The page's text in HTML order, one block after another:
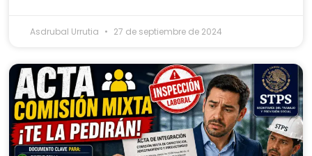
Asdrubal Urrutia 27 de septiembre de 2024